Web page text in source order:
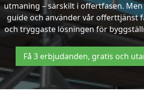
utmaning – särskilt i offertfasen.
guide och använder vår offerttjänst
och tryggaste lösningen för
Få 3 erbjudanden, gratis och